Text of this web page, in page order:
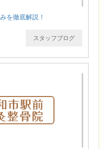
を徹底解説！
スタッフブログ